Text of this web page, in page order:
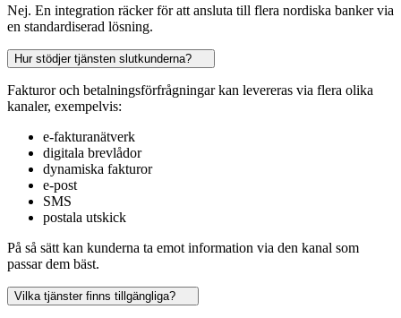
Nej. En integration räcker för att ansluta till flera nordiska banker via
en standardiserad lösning.
Hur stödjer tjänsten slutkunderna?
Fakturor och betalningsförfrågningar kan levereras via flera olika
kanaler, exempelvis:
e-fakturanätverk
digitala brevlådor
dynamiska fakturor
e-post
SMS
postala utskick
På så sätt kan kunderna ta emot information via den kanal som
passar dem bäst.
Vilka tjänster finns tillgängliga?